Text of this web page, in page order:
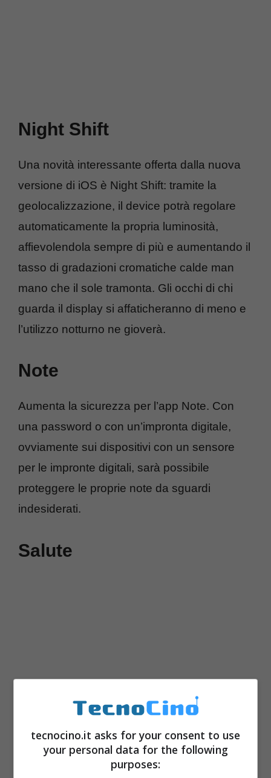
Night Shift
Una novità interessante offerta dalla nuova
versione di iOS è Night Shift: tramite la
geolocalizzazione, il device potrà regolare
automaticamente la propria luminosità,
affievolendola sempre di più e aumentando il
tasso di gradazioni cromatiche calde man
mano che il sole tramonta. Gli occhi di chi
guarda il display si affaticheranno di meno e
l’utilizzo notturno ne gioverà.
Note
Aumenta la sicurezza per l’app Note. Con
una password o con un’impronta digitale,
ovviamente sui dispositivi con un sensore
per le impronte digitali, sarà possibile
proteggere le proprie note da sguardi
indesiderati.
Salute
UN nuovo menu per scoprire le app da
aggiungere al quadro dati viene aggiunto
tecnocino.it asks for your consent to use
your personal data for the following
purposes: